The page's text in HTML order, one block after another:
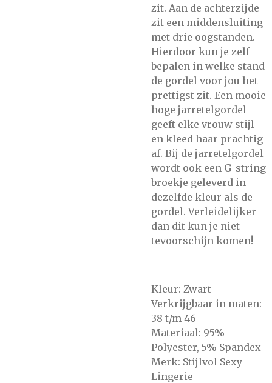
zit. Aan de achterzijde
zit een middensluiting
met drie oogstanden.
Hierdoor kun je zelf
bepalen in welke stand
de gordel voor jou het
prettigst zit. Een mooie
hoge jarretelgordel
geeft elke vrouw stijl
en kleed haar prachtig
af. Bij de jarretelgordel
wordt ook een G-string
broekje geleverd in
dezelfde kleur als de
gordel. Verleidelijker
dan dit kun je niet
tevoorschijn komen!
Kleur: Zwart
Verkrijgbaar in maten:
38 t/m 46
Materiaal: 95%
Polyester, 5% Spandex
Merk: Stijlvol Sexy
Lingerie